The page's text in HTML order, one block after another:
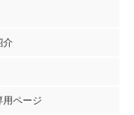
介
用ページ